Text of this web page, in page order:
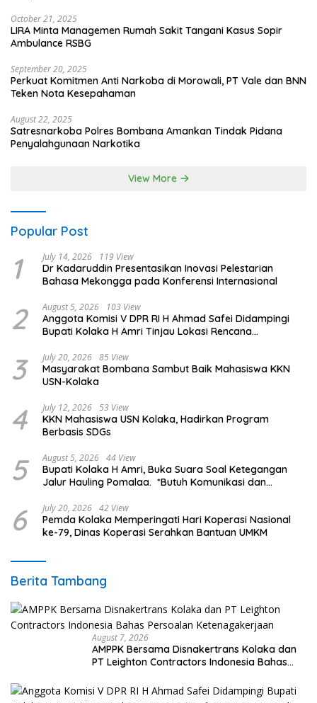
October 21, 2025
LIRA Minta Managemen Rumah Sakit Tangani Kasus Sopir
Ambulance RSBG
September 20, 2025
Perkuat Komitmen Anti Narkoba di Morowali, PT Vale dan BNN
Teken Nota Kesepahaman
August 22, 2025
Satresnarkoba Polres Bombana Amankan Tindak Pidana
Penyalahgunaan Narkotika
View More
Popular Post
1 July 14, 2026 119 View
Dr Kadaruddin Presentasikan Inovasi Pelestarian
Bahasa Mekongga pada Konferensi Internasional
2 August 5, 2026 103 View
Anggota Komisi V DPR RI H Ahmad Safei Didampingi
Bupati Kolaka H Amri Tinjau Lokasi Rencana
Wundulako
3 July 20, 2026 85 View
Masyarakat Bombana Sambut Baik Mahasiswa KKN
USN-Kolaka
4 July 12, 2026 53 View
KKN Mahasiswa USN Kolaka, Hadirkan Program
Berbasis SDGs
5 August 5, 2026 44 View
Bupati Kolaka H Amri, Buka Suara Soal Ketegangan
Jalur Hauling Pomalaa. *Butuh Komunikasi dan
6 July 20, 2026 42 View
Pemda Kolaka Memperingati Hari Koperasi Nasional
ke-79, Dinas Koperasi Serahkan Bantuan UMKM
Berita Tambang
August 7, 2026
AMPPK Bersama Disnakertrans Kolaka dan
PT Leighton Contractors Indonesia Bahas